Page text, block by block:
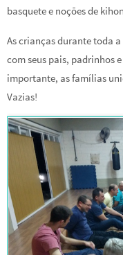
basquete e noções de
As crianças durante toda
com seus pais, padrinhos
importante, as famílias
Vazias!